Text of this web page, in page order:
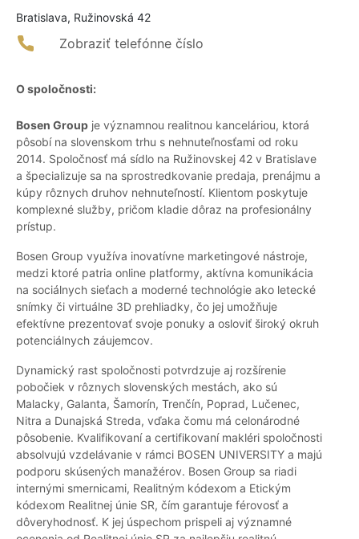
Bratislava, Ružinovská 42
Zobraziť telefónne číslo
O spoločnosti:
Bosen Group je významnou realitnou kanceláriou, ktorá
pôsobí na slovenskom trhu s nehnuteľnosťami od roku
2014. Spoločnosť má sídlo na Ružinovskej 42 v Bratislave
a špecializuje sa na sprostredkovanie predaja, prenájmu a
kúpy rôznych druhov nehnuteľností. Klientom poskytuje
komplexné služby, pričom kladie dôraz na profesionálny
prístup.
Bosen Group využíva inovatívne marketingové nástroje,
medzi ktoré patria online platformy, aktívna komunikácia
na sociálnych sieťach a moderné technológie ako letecké
snímky či virtuálne 3D prehliadky, čo jej umožňuje
efektívne prezentovať svoje ponuky a osloviť široký okruh
potenciálnych záujemcov.
Dynamický rast spoločnosti potvrdzuje aj rozšírenie
pobočiek v rôznych slovenských mestách, ako sú
Malacky, Galanta, Šamorín, Trenčín, Poprad, Lučenec,
Nitra a Dunajská Streda, vďaka čomu má celonárodné
pôsobenie. Kvalifikovaní a certifikovaní makléri spoločnosti
absolvujú vzdelávanie v rámci BOSEN UNIVERSITY a majú
podporu skúsených manažérov. Bosen Group sa riadi
internými smernicami, Realitným kódexom a Etickým
kódexom Realitnej únie SR, čím garantuje férovosť a
dôveryhodnosť. K jej úspechom prispeli aj významné